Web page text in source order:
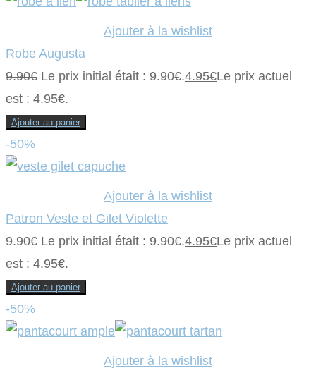
Ajouter à la wishlist
Robe Augusta
9.90€ Le prix initial était : 9.90€.4.95€Le prix actuel
est : 4.95€.
Ajouter au panier
-50%
Ajouter à la wishlist
Patron Veste et Gilet Violette
9.90€ Le prix initial était : 9.90€.4.95€Le prix actuel
est : 4.95€.
Ajouter au panier
-50%
Ajouter à la wishlist